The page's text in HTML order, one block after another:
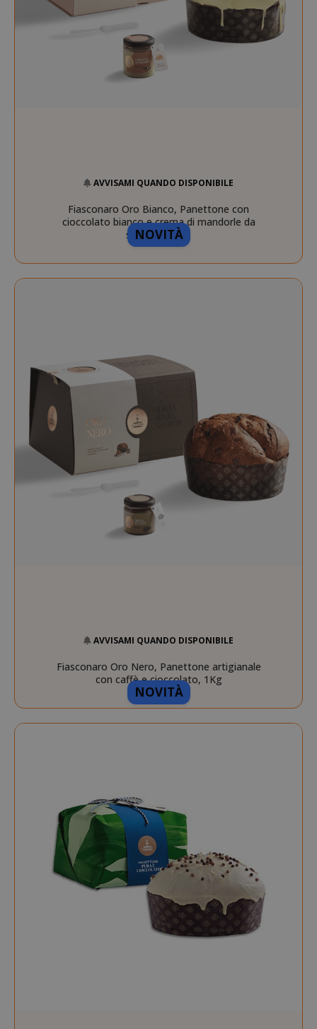
NOVITÀ
AVVISAMI QUANDO DISPONIBILE
Fiasconaro Oro Bianco, Panettone con
cioccolato bianco e crema di mandorle da
spalmare, 1kg
NOVITÀ
AVVISAMI QUANDO DISPONIBILE
Fiasconaro Oro Nero, Panettone artigianale
con caffè e cioccolato, 1Kg